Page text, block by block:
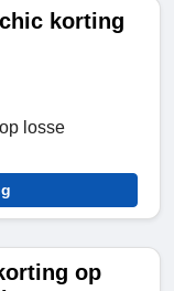
korting
losse
op